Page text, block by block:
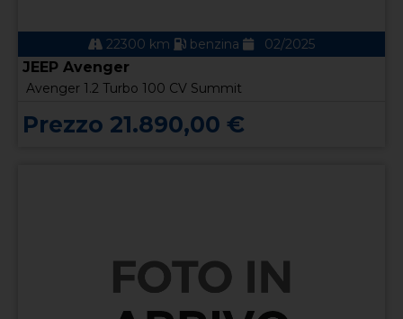
22300 km benzina 02/2025
JEEP Avenger
Avenger 1.2 Turbo 100 CV Summit
Prezzo 21.890,00 €